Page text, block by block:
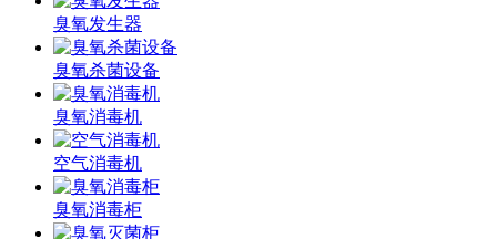
臭氧发生器
臭氧杀菌设备
臭氧消毒机
空气消毒机
臭氧消毒柜